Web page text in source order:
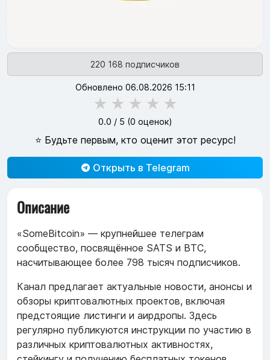
220 168 подписчиков
Обновлено 06.08.2026 15:11
★ ★ ★ ★ ★
0.0 / 5 (0 оценок)
⭐ Будьте первым, кто оценит этот ресурс!
Открыть в Telegram
Описание
«SomeBitcoin» — крупнейшее телеграм
сообщество, посвящённое SATS и BTC,
насчитывающее более 798 тысяч подписчиков.
Канал предлагает актуальные новости, анонсы и
обзоры криптовалютных проектов, включая
предстоящие листинги и аирдропы. Здесь
регулярно публикуются инструкции по участию в
различных криптовалютных активностях,